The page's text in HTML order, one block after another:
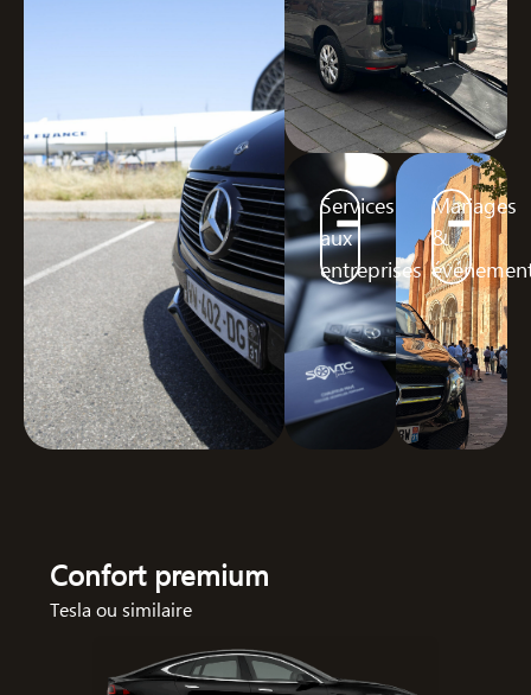
Mariages
&
Services
aux
entreprises
Confort premium
Tesla ou similaire